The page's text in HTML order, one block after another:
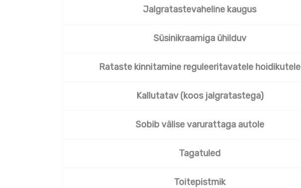
Jalgratastevaheline kaugus
Süsinikraamiga ühilduv
Rataste kinnitamine reguleeritavatele hoidikutele
Kallutatav (koos jalgratastega)
Sobib välise varurattaga autole
Tagatuled
Toitepistmik